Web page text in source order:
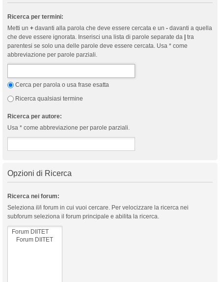
Ricerca per termini:
Metti un + davanti alla parola che deve essere cercata e un - davanti a quella
che deve essere ignorata. Inserisci una lista di parole separate da
tra
parentesi se solo una delle parole deve essere cercata. Usa * come
abbreviazione per parole parziali.
Cerca per parola o usa frase esatta
Ricerca qualsiasi termine
Ricerca per autore:
Usa * come abbreviazione per parole parziali.
Opzioni di Ricerca
Ricerca nei forum:
Seleziona il/i forum in cui vuoi cercare. Per velocizzare la ricerca nei
subforum seleziona il forum principale e abilita la ricerca.